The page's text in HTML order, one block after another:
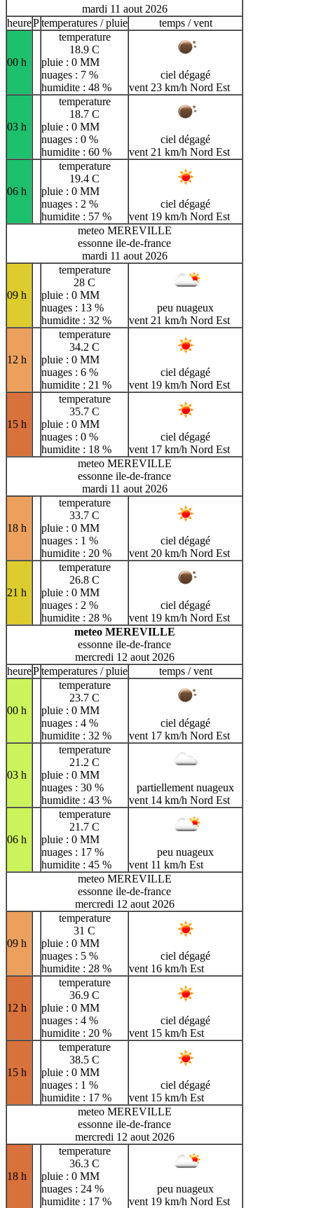
mardi 11 aout 2026
heurePtemperatures / pluie temps / vent
00 h
temperature
18.9 C
pluie : 0 MM
nuages : 7 %
humidite : 48 %
ciel dégagé
vent 23 km/h Nord Est
03 h
temperature
18.7 C
pluie : 0 MM
nuages : 0 %
humidite : 60 %
ciel dégagé
vent 21 km/h Nord Est
06 h
temperature
19.4 C
pluie : 0 MM
nuages : 2 %
humidite : 57 %
ciel dégagé
vent 19 km/h Nord Est
meteo MEREVILLE
essonne ile-de-france
mardi 11 aout 2026
09 h
temperature
28 C
pluie : 0 MM
nuages : 13 %
humidite : 32 %
peu nuageux
vent 21 km/h Nord Est
12 h
temperature
34.2 C
pluie : 0 MM
nuages : 6 %
humidite : 21 %
ciel dégagé
vent 19 km/h Nord Est
15 h
temperature
35.7 C
pluie : 0 MM
nuages : 0 %
humidite : 18 %
ciel dégagé
vent 17 km/h Nord Est
meteo MEREVILLE
essonne ile-de-france
mardi 11 aout 2026
18 h
temperature
33.7 C
pluie : 0 MM
nuages : 1 %
humidite : 20 %
ciel dégagé
vent 20 km/h Nord Est
21 h
temperature
26.8 C
pluie : 0 MM
nuages : 2 %
humidite : 28 %
ciel dégagé
vent 19 km/h Nord Est
meteo MEREVILLE
essonne ile-de-france
mercredi 12 aout 2026
heurePtemperatures / pluie temps / vent
00 h
temperature
23.7 C
pluie : 0 MM
nuages : 4 %
humidite : 32 %
ciel dégagé
vent 17 km/h Nord Est
03 h
temperature
21.2 C
pluie : 0 MM
nuages : 30 %
humidite : 43 %
partiellement nuageux
vent 14 km/h Nord Est
06 h
temperature
21.7 C
pluie : 0 MM
nuages : 17 %
humidite : 45 %
peu nuageux
vent 11 km/h Est
meteo MEREVILLE
essonne ile-de-france
mercredi 12 aout 2026
09 h
temperature
31 C
pluie : 0 MM
nuages : 5 %
humidite : 28 %
ciel dégagé
vent 16 km/h Est
12 h
temperature
36.9 C
pluie : 0 MM
nuages : 4 %
humidite : 20 %
ciel dégagé
vent 15 km/h Est
15 h
temperature
38.5 C
pluie : 0 MM
nuages : 1 %
humidite : 17 %
ciel dégagé
vent 15 km/h Est
meteo MEREVILLE
essonne ile-de-france
mercredi 12 aout 2026
18 h
temperature
36.3 C
pluie : 0 MM
nuages : 24 %
humidite : 17 %
peu nuageux
vent 19 km/h Nord Est